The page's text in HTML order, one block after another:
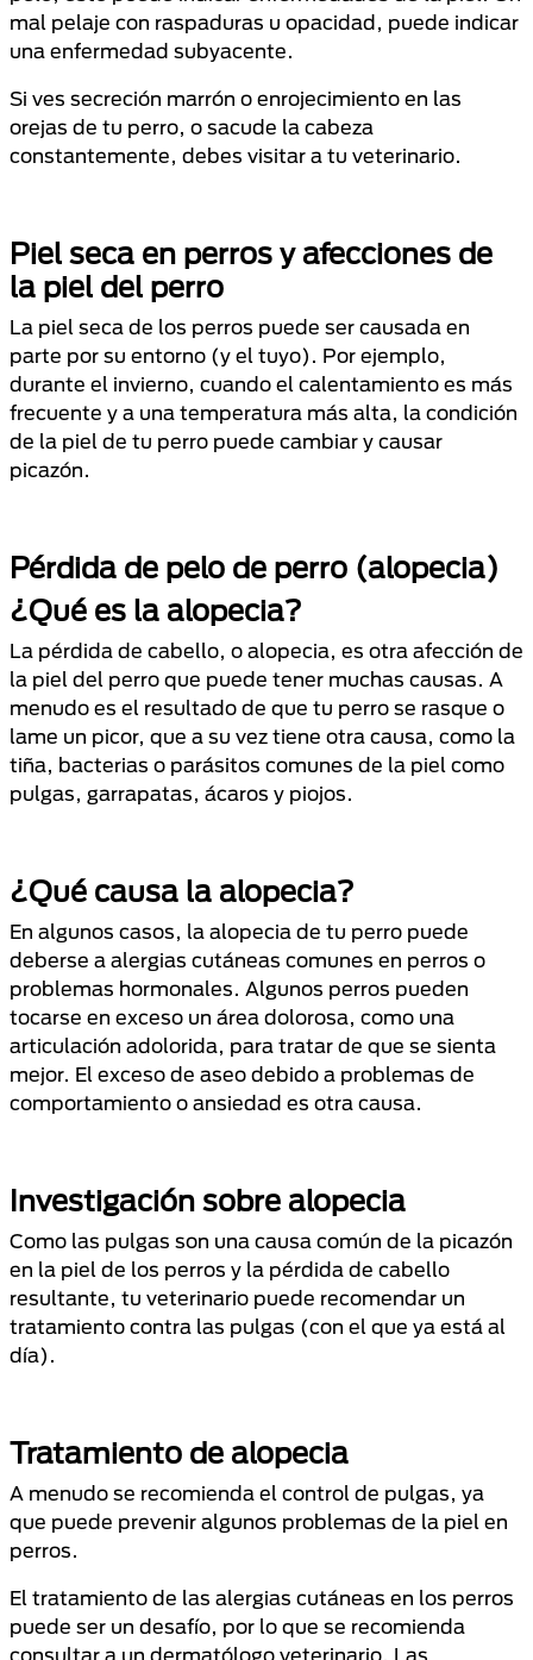
mal pelaje con raspaduras u opacidad, puede indicar
una enfermedad subyacente.
Si ves secreción marrón o enrojecimiento en las
orejas de tu perro, o sacude la cabeza
constantemente, debes visitar a tu veterinario.
Piel seca en perros y afecciones de
la piel del perro
La piel seca de los perros puede ser causada en
parte por su entorno (y el tuyo). Por ejemplo,
durante el invierno, cuando el calentamiento es más
frecuente y a una temperatura más alta, la condición
de la piel de tu perro puede cambiar y causar
picazón.
Pérdida de pelo de perro (alopecia)
¿Qué es la alopecia?
La pérdida de cabello, o alopecia, es otra afección de
la piel del perro que puede tener muchas causas. A
menudo es el resultado de que tu perro se rasque o
lame un picor, que a su vez tiene otra causa, como la
tiña, bacterias o parásitos comunes de la piel como
pulgas, garrapatas, ácaros y piojos.
¿Qué causa la alopecia?
En algunos casos, la alopecia de tu perro puede
deberse a alergias cutáneas comunes en perros o
problemas hormonales. Algunos perros pueden
tocarse en exceso un área dolorosa, como una
articulación adolorida, para tratar de que se sienta
mejor. El exceso de aseo debido a problemas de
comportamiento o ansiedad es otra causa.
Investigación sobre alopecia
Como las pulgas son una causa común de la picazón
en la piel de los perros y la pérdida de cabello
resultante, tu veterinario puede recomendar un
tratamiento contra las pulgas (con el que ya está al
día).
Tratamiento de alopecia
A menudo se recomienda el control de pulgas, ya
que puede prevenir algunos problemas de la piel en
perros.
El tratamiento de las alergias cutáneas en los perros
puede ser un desafío, por lo que se recomienda
consultar a un dermatólogo veterinario. Las